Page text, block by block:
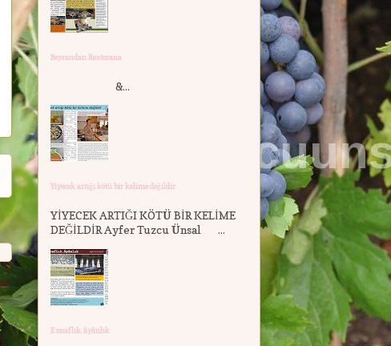
Beyrandan Restorana
&...
Yiyecek artığı kötü bir kelime değildir
YİYECEK ARTIĞI KÖTÜ BİR KELİME
DEĞİLDİR Ayfer Tuzcu Ünsal ...
Esnaflık, âyânlık